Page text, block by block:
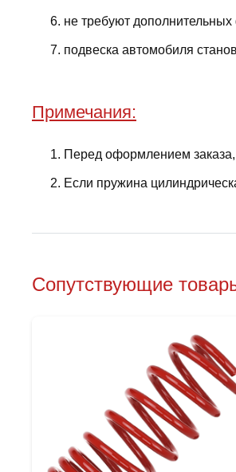
не требуют
подвеска автомобиля
Примечания:
Перед оформлением
Если пружина
Сопутствующие